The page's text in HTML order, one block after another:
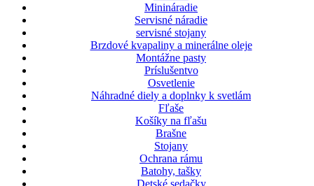
Minináradie
Servisné náradie
servisné stojany
Brzdové kvapaliny a minerálne oleje
Montážne pasty
Príslušentvo
Osvetlenie
Náhradné diely a doplnky k svetlám
Fľaše
Košíky na fľašu
Brašne
Stojany
Ochrana rámu
Batohy, tašky
Detské sedačky